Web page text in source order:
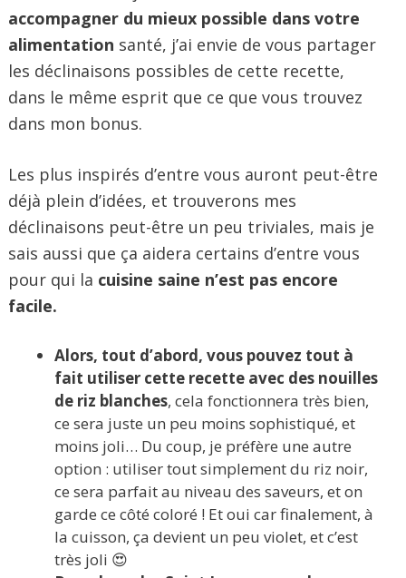
accompagner du mieux possible dans votre
alimentation santé, j’ai envie de vous partager
les déclinaisons possibles de cette recette,
dans le même esprit que ce que vous trouvez
dans mon bonus.
Les plus inspirés d’entre vous auront peut-être
déjà plein d’idées, et trouverons mes
déclinaisons peut-être un peu triviales, mais je
sais aussi que ça aidera certains d’entre vous
pour qui la cuisine saine n’est pas encore
facile.
Alors, tout d’abord, vous pouvez tout à
fait utiliser cette recette avec des nouilles
de riz blanches, cela fonctionnera très bien,
ce sera juste un peu moins sophistiqué, et
moins joli… Du coup, je préfère une autre
option : utiliser tout simplement du riz noir,
ce sera parfait au niveau des saveurs, et on
garde ce côté coloré ! Et oui car finalement, à
la cuisson, ça devient un peu violet, et c’est
très joli 😍